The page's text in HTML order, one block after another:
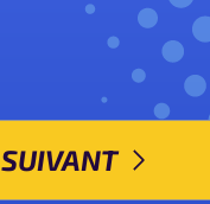
SUIVANT